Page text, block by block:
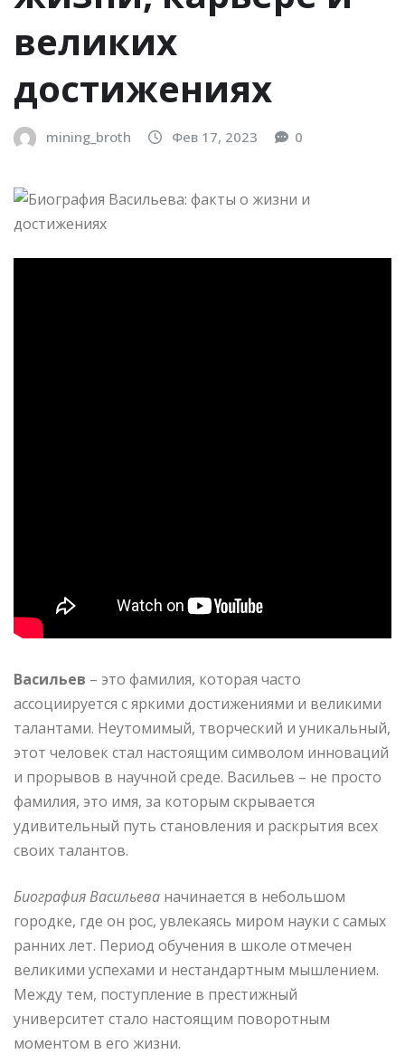
великих
достижениях
mining_broth Фев 17, 2023 0
Васильев – это фамилия, которая часто
ассоциируется с яркими достижениями и великими
талантами. Неутомимый, творческий и уникальный,
этот человек стал настоящим символом инноваций
и прорывов в научной среде. Васильев – не просто
фамилия, это имя, за которым скрывается
удивительный путь становления и раскрытия всех
своих талантов.
Биография Васильева начинается в небольшом
городке, где он рос, увлекаясь миром науки с самых
ранних лет. Период обучения в школе отмечен
великими успехами и нестандартным мышлением.
Между тем, поступление в престижный
университет стало настоящим поворотным
моментом в его жизни.